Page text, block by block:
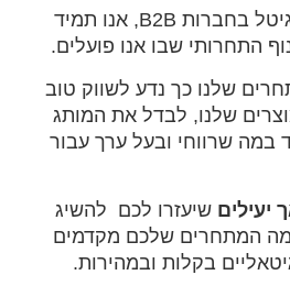
כמנהלי שיווק ושיווק דיגיטל בחברות B2B, אנו תמיד
התחרותי שבו אנו פועלים.
שלנו כך נדע לשווק טוב
שלנו, לבדל את המותג
שרווחי ובעל ערך עבור
יעילים שיעזרו לכם להשיג
מה המתחרים שלכם מקדמים
בקלות ובמהירות.